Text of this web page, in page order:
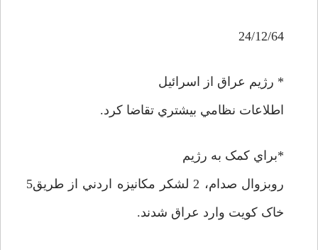
24/12/64
* رژيم عراق از اسرائيل
اطلاعات نظامي بيشتري تقاضا کرد.
*براي کمک به رژيم
روبزوال صدام، 2 لشکر مکانيزه اردني از طريق5
خاک کويت وارد عراق شدند.